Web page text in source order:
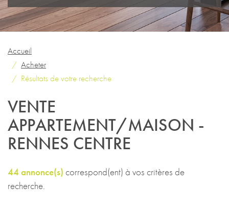
Accueil
Acheter
Résultats de votre recherche
VENTE
APPARTEMENT/MAISON -
RENNES CENTRE
44 annonce(s) correspond(ent) à vos critères de
recherche.